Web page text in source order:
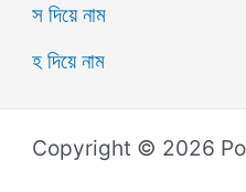
স দিয়ে নাম
হ দিয়ে নাম
Copyright © 2026